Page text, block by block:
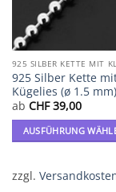
925 Silber Kette
Kügelies (ø 1.5 mm)
ab CHF39,00
AUSFÜHRUNG
weist
zzgl.